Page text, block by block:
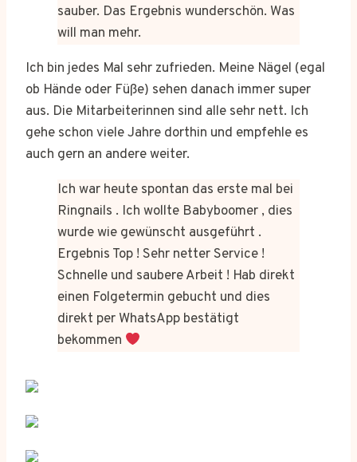
sauber. Das Ergebnis wunderschön. Was
will man mehr.
Ich bin jedes Mal sehr zufrieden. Meine Nägel (egal
ob Hände oder Füße) sehen danach immer super
aus. Die Mitarbeiterinnen sind alle sehr nett. Ich
gehe schon viele Jahre dorthin und empfehle es
auch gern an andere weiter.
Ich war heute spontan das erste mal bei
Ringnails . Ich wollte Babyboomer , dies
wurde wie gewünscht ausgeführt .
Ergebnis Top ! Sehr netter Service !
Schnelle und saubere Arbeit ! Hab direkt
einen Folgetermin gebucht und dies
direkt per WhatsApp bestätigt
bekommen